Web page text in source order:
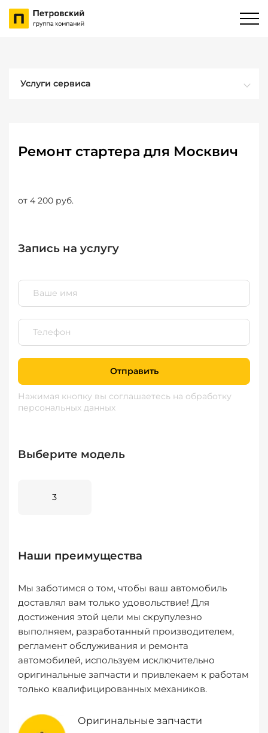
Услуги сервиса
Ремонт стартера для Москвич
от 4 200 руб.
Запись на услугу
Отправить
Нажимая кнопку вы соглашаетесь на обработку
персональных данных
Выберите модель
3
Наши преимущества
Мы заботимся о том, чтобы ваш автомобиль
доставлял вам только удовольствие! Для
достижения этой цели мы скрупулезно
выполняем, разработанный производителем,
регламент обслуживания и ремонта
автомобилей, используем исключительно
оригинальные запчасти и привлекаем к работам
только квалифицированных механиков.
Оригинальные запчасти